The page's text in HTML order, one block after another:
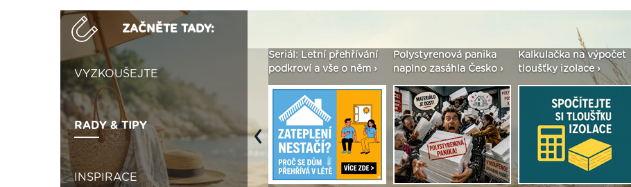
ZAČNĚTE TADY:
VYZKOUŠEJTE
RADY & TIPY
INSPIRACE
Není polystyren? My ho
seženeme! ›
podkroví a vše o něm ›
Polystyrenová panika
naplno zasáhla Česko ›
Kalkulačka na výpočet
tloušťky izolace ›
Seriál: Fasády ETICS a
vše podstatné v kostce ›
Previous